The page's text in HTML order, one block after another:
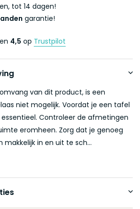
tot 14 dagen!
garantie!
4,5 op Trustpilot
van dit product, is een
niet mogelijk. Voordat je een tafel
Controleer de afmetingen
eromheen. Zorg dat je genoeg
in en uit te sch...